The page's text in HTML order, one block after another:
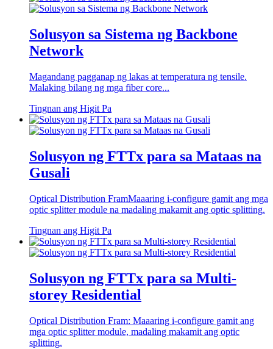
Solusyon sa Sistema ng Backbone
Network
Magandang pagganap ng lakas at temperatura ng tensile.
Malaking bilang ng mga fiber core...
Tingnan ang Higit Pa
Solusyon ng FTTx para sa Mataas na
Gusali
Optical Distribution FramMaaaring i-configure gamit ang mga
optic splitter module na madaling makamit ang optic splitting.
Tingnan ang Higit Pa
Solusyon ng FTTx para sa Multi-
storey Residential
Optical Distribution Fram: Maaaring i-configure gamit ang
mga optic splitter module, madaling makamit ang optic
splitting.